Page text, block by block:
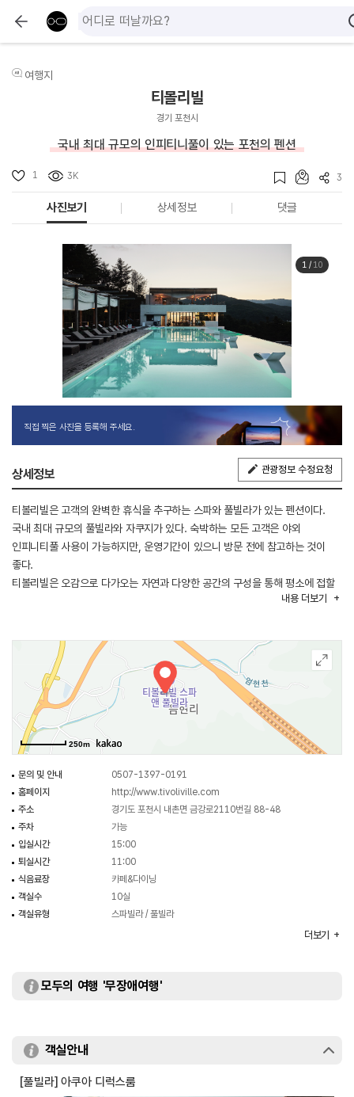
여행지
티볼리빌
경기 포천시
국내 최대 규모의 인피티니풀이 있는 포천의 펜션
1 3K 3
사진보기 상세정보 댓글
1/ 10
직접 찍은 사진을 등록해 주세요.
상세정보 관광정보 수정요청
티볼리빌은 고객의 완벽한 휴식을 추구하는 스파와 풀빌라가 있는 펜션이다.
국내 최대 규모의 풀빌라와 자쿠지가 있다. 숙박하는 모든 고객은 야외
인피니티풀 사용이 가능하지만, 운영기간이 있으니 방문 전에 참고하는 것이
좋다.
티볼리빌은 오감으로 다가오는 자연과 다양한 공간의 구성을 통해 평소에 접할
수 없었던 새로운 환경을 제공하고, 그로 인해 경험하게 되는 감동과 마음속에
티볼리빌에서는 빌라 내에 있는 잣나무 숲 산책로와 등산로가 있다. 약천사를
방문하고 오는 산책로는 40분 정도가 소요되며, 주금산 정상까지 다녀오는
등산로는 2시간 30분이 소요된다. 피톤치드 향의 맑은 공기를 마시며 힐링하기
좋다. 서울에서 가깝지만 전혀 다른 맑은 공기를 마시며 몸도 마음도 상쾌해지는
기분을 경험할 수 있다.
내용 더보기
250m
문의 및 안내
0507-1397-0191
홈페이지
http://www.tivoliville.com
주소
경기도 포천시 내촌면 금강로2110번길 88-48
주차
가능
입실시간
15:00
퇴실시간
11:00
식음료장
카페&다이닝
객실수
10실
객실유형
스파빌라 / 풀빌라
루프탑 라운지 / 수피 포레스트 / 인피티니풀 / 피트니스장 등
더보기
모두의 여행 '무장애여행'
객실안내
[풀빌라] 아쿠아 디럭스룸